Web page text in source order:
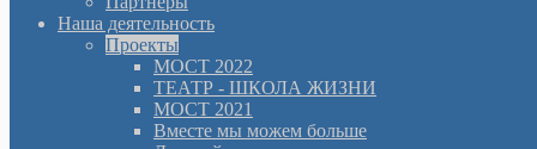
Наша деятельность
Проекты
МОСТ 2022
ТЕАТР - ШКОЛА ЖИЗНИ
МОСТ 2021
Вместе мы можем больше